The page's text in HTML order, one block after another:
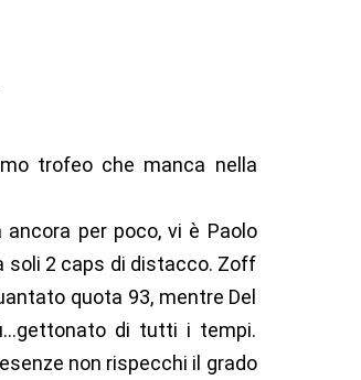
trofeo che manca nella
per poco, vi è Paolo
soli 2 caps di distacco. Zoff
quota 93, mentre Del
di tutti i tempi.
non rispecchi il grado